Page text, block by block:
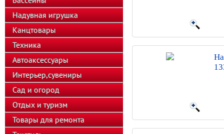
Надувная игрушка
Канцтовары
Техника
Автоаксессуары
Интерьер,сувениры
Сад и огород
Отдых и туризм
Товары для ремонта